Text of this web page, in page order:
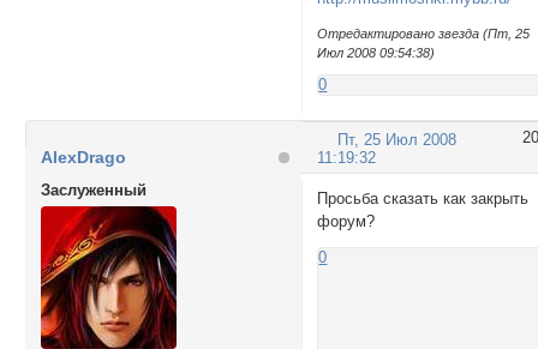
Отредактировано звезда (Пт, 25
Июл 2008 09:54:38)
0
20
Пт, 25 Июл 2008
11:19:32
AlexDrago
Заслуженный
Просьба сказать как закрыть
форум?
0